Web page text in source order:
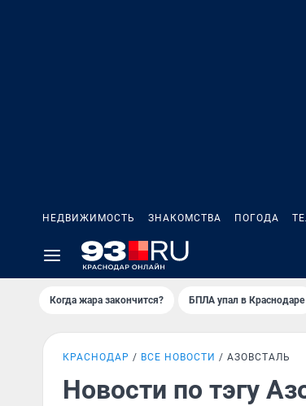
НЕДВИЖИМОСТЬ ЗНАКОМСТВА ПОГОДА
Когда жара закончится? БПЛА упал в Краснодаре
КРАСНОДАР ВСЕ НОВОСТИ АЗОВСТАЛЬ
Новости по тэгу